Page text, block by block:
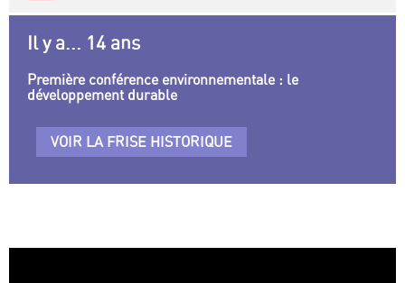
Il y a... 14 ans
Première conférence environnementale : le
développement durable
VOIR LA FRISE HISTORIQUE